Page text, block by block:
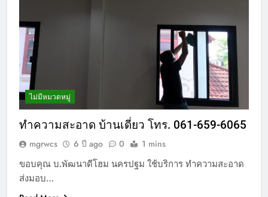
ไม่มีหมวดหมู่
ทำความสะอาด บ้านเดี่ยว โทร. 061-659-6065
mgrwcs 6 ปี ago 0 1 mins
ขอบคุณ บ.พัฒนาดีโฮม นครปฐม ใช้บริการ ทำความสะอาด
ส่งมอบ…